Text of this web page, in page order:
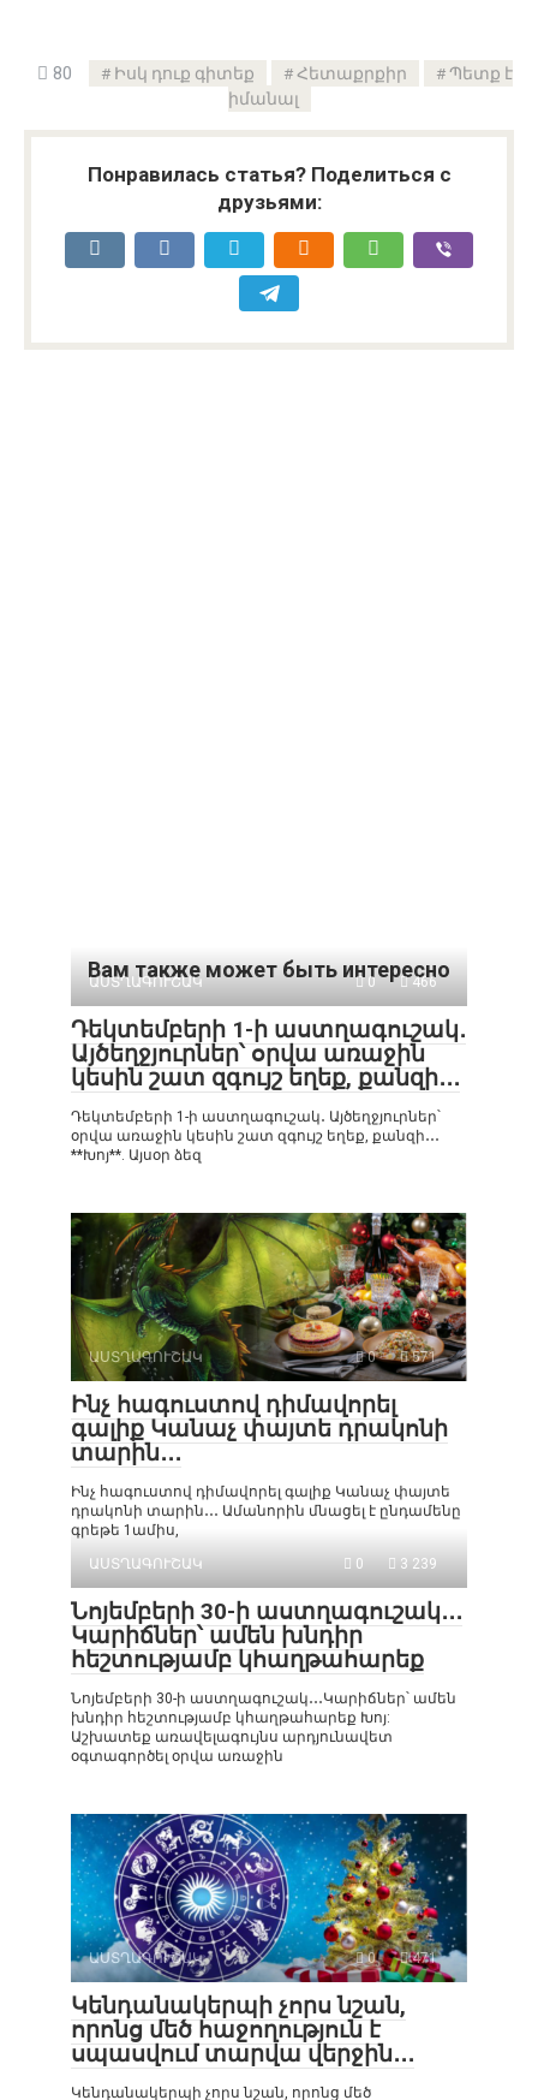
80 Իսկ դուք գիտեք Հետաքրքիր
Պետք է
իմանալ
Понравилась статья? Поделиться с
друзьями:
Вам также может быть интересно
ԱՍՏՂԱԳՈՒՇԱԿ 0 466
Դեկտեմբերի 1-ի աստղագուշակ․
Այծեղջյուրներ՝ օրվա առաջին
կեսին շատ զգույշ եղեք, քանզի․․․
Դեկտեմբերի 1-ի աստղագուշակ․ Այծեղջյուրներ՝
օրվա առաջին կեսին շատ զգույշ եղեք, քանզի․․․
**Խոյ**. Այսօր ձեզ
ԱՍՏՂԱԳՈՒՇԱԿ 0 571
Ինչ հագուստով դիմավորել
գալիք Կանաչ փայտե դրակոնի
տարին․․․
Ինչ հագուստով դիմավորել գալիք Կանաչ փայտե
դրակոնի տարին․․․ Ամանորին մնացել է ընդամենը
գրեթե 1ամիս,
ԱՍՏՂԱԳՈՒՇԱԿ
0 3 239
Նոյեմբերի 30-ի աստղագուշակ․․․
Կարիճներ՝ ամեն խնդիր
հեշտությամբ կհաղթահարեք
Նոյեմբերի 30-ի աստղագուշակ․․․Կարիճներ՝ ամեն
խնդիր հեշտությամբ կհաղթահարեք Խոյ:
Աշխատեք առավելագույնս արդյունավետ
օգտագործել օրվա առաջին
ԱՍՏՂԱԳՈՒՇԱԿ 0 471
Կենդանակերպի չորս նշան,
որոնց մեծ հաջողություն է
սպասվում տարվա վերջին․․․
Կենդանակերպի չորս նշան, որոնց մեծ